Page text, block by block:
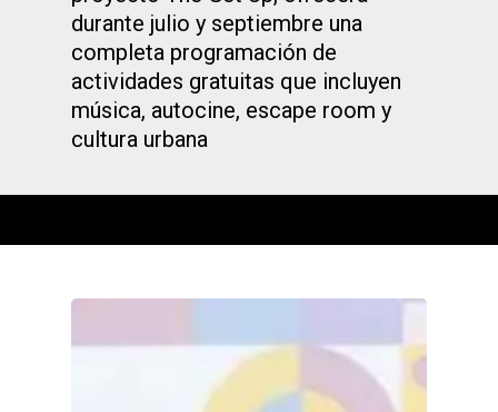
durante julio y septiembre una
completa programación de
actividades gratuitas que incluyen
música, autocine, escape room y
cultura urbana